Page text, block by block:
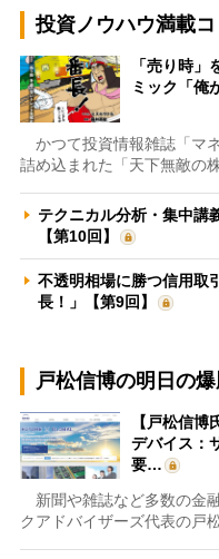
投資ノウハウ満載コ
「売り時
ミック「俺
かつて投資情報雑誌「マ
詰め込まれた「天下無敵の
テクニカル分析・集中講
【第10回】
不透明相場に勝つ信用
長！」【第9回】
戸松信博の明日の爆
【戸松信
デバイス：
要…
新聞や雑誌など多数の金
クアドバイザーズ代表の戸